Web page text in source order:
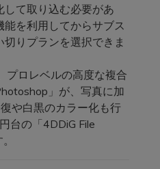
して取り込む必要があ
を利用してからサブス
りプランを選択できま
ロレベルの高度な複合
」が、写真に加
や白黒のカラー化も行
台の「4DDiG File